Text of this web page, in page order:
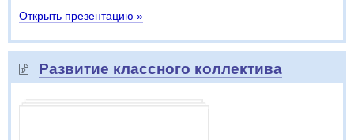
Открыть презентацию »
Развитие классного коллектива